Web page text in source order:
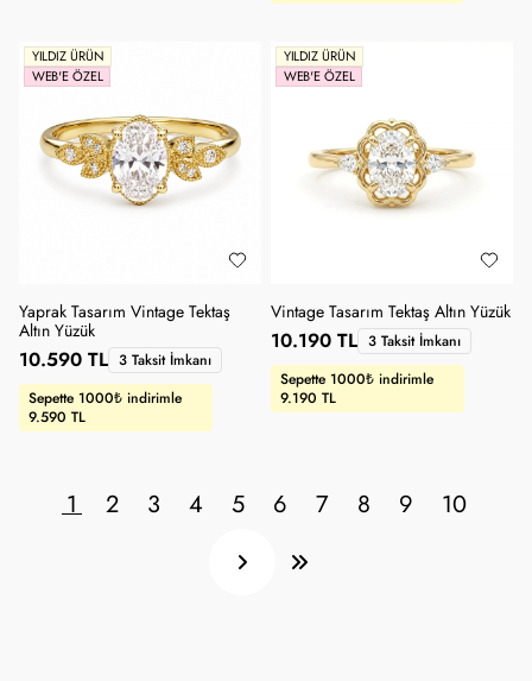
YILDIZ ÜRÜN
WEB'E ÖZEL
Yaprak Tasarım Vintage Tektaş
Altın Yüzük
Sepette 1000₺ indirimle
9.590 TL
10.590 TL 3 Taksit İmkanı
YILDIZ ÜRÜN
WEB'E ÖZEL
Vintage Tasarım Tektaş Altın Yüzük
Sepette 1000₺ indirimle
9.190 TL
10.190 TL 3 Taksit İmkanı
1 2 3 4 5 6 7 8 9 10